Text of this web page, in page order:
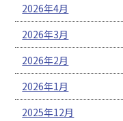
2026年4月
2026年3月
2026年2月
2026年1月
2025年12月